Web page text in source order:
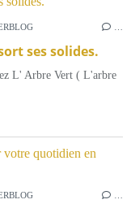
ses solides.
L' Arbre Vert ( L'arbre